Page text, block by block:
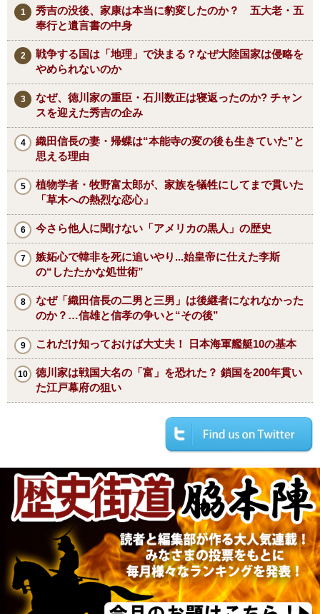
秀吉の没後、家康は本当に豹変したのか？ 五大老・五
奉行と遺言書の中身
戦争する国は「地理」で決まる？なぜ大陸国家は侵略を
やめられないのか
なぜ、徳川家の重臣・石川数正は寝返ったのか? チャン
スを迎えた秀吉の企み
織田信長の妻・帰蝶は“本能寺の変の後も生きていた”と
思える理由
植物学者・牧野富太郎が、家族を犠牲にしてまで貫いた
「草木への熱烈な恋心」
今さら他人に聞けない「アメリカの黒人」の歴史
嫉妬心で韓非を死に追いやり...始皇帝に仕えた李斯
の“したたかな処世術”
なぜ「織田信長の二男と三男」は後継者になれなかった
のか？…信雄と信孝の争いと“その後”
これだけ知っておけば大丈夫！ 日本海軍艦艇10の基本
徳川家は戦国大名の「富」を恐れた？ 鎖国を200年貫い
た江戸幕府の狙い